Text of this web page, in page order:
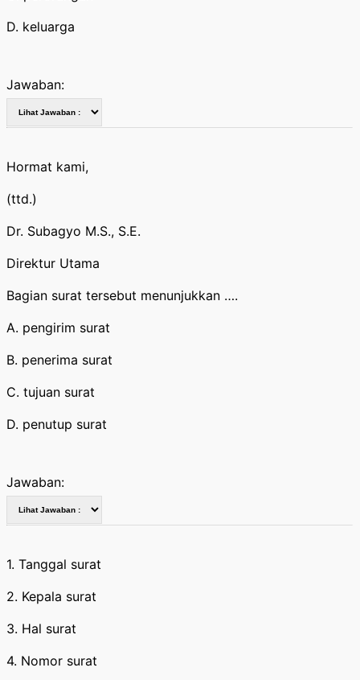
D. keluarga
Jawaban:
Hormat kami,
(ttd.)
Dr. Subagyo M.S., S.E.
Direktur Utama
Bagian surat tersebut menunjukkan ….
A. pengirim surat
B. penerima surat
C. tujuan surat
D. penutup surat
Jawaban:
1. Tanggal surat
2. Kepala surat
3. Hal surat
4. Nomor surat